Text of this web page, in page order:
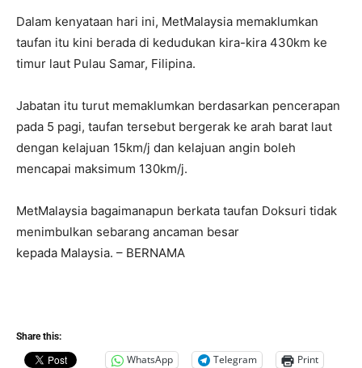
Dalam kenyataan hari ini, MetMalaysia memaklumkan
taufan itu kini berada di kedudukan kira-kira 430km ke
timur laut Pulau Samar, Filipina.
Jabatan itu turut memaklumkan berdasarkan pencerapan
pada 5 pagi, taufan tersebut bergerak ke arah barat laut
dengan kelajuan 15km/j dan kelajuan angin boleh
mencapai maksimum 130km/j.
MetMalaysia bagaimanapun berkata taufan Doksuri tidak
menimbulkan sebarang ancaman besar
kepada Malaysia. – BERNAMA
Share this:
WhatsApp Telegram Print